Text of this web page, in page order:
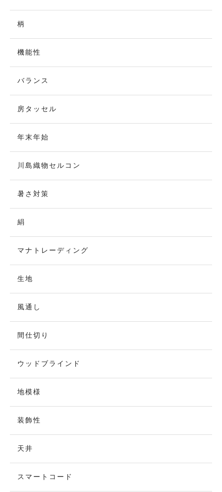
柄
機能性
バランス
房タッセル
年末年始
川島織物セルコン
暑さ対策
絹
マナトレーディング
生地
風通し
間仕切り
ウッドブラインド
地模様
装飾性
天井
スマートコード